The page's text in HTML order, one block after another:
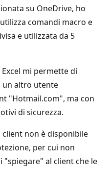
su OneDrive, ho
comandi macro e
e utilizzata da 5
mi permette di
un altro utente
"Hotmail.com", ma con
di sicurezza.
non è disponibile
per cui non
al client che le